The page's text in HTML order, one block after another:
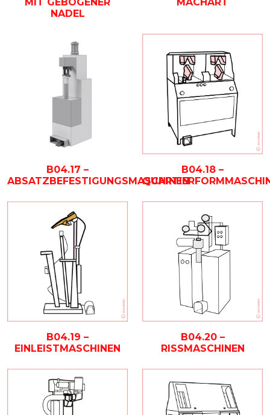
NADEL
B04.17 –
ABSATZBEFESTIGUNGSMASCHINEN
B04.18 –
B04.19 –
EINLEISTMASCHINEN
B04.20 –
RISSMASCHINEN